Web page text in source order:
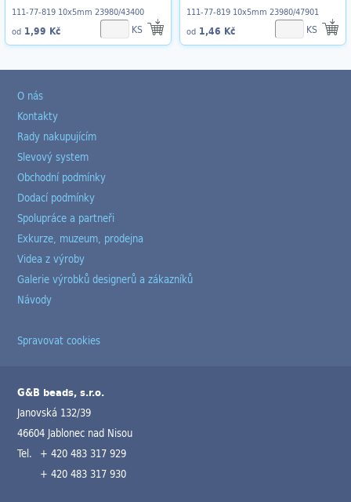
111-77-819 10x5mm 23980/43400
od 1,99 Kč KS
111-77-819 10x5mm 23980/47901
od 1,46 Kč KS
O nás
Kontakty
Rady nakupujícím
Slevový system
Obchodní podmínky
Dodací podmínky
Spolupráce a partneři
Exkurze, muzeum, prodejna
Videa z výroby
Galerie výrobků designerů a zákazníků
Návody
Spravovat cookies
G&B beads, s.r.o.
Janovská 132/39
46604 Jablonec nad Nisou
Tel. + 420 483 317 929
+ 420 483 317 930